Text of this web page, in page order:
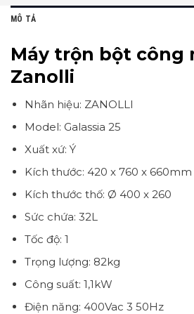
MÔ TẢ
Máy trộn bột công
Zanolli
Nhãn hiệu: ZANOLLI
Model: Galassia 25
Xuất xứ: Ý
Kích thước: 420 x 760 x 660mm
Kích thước thố: Ø 400 x 260
Sức chứa: 32L
Tốc độ: 1
Trọng lượng: 82kg
Công suất: 1,1kW
Điện năng: 400Vac 3 50Hz